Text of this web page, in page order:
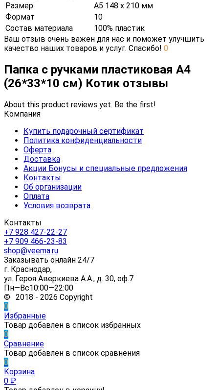
Размер
А5 148 х 210 мм
Формат
10
Состав материала
100% пластик
Ваш отзыв очень важен для нас и поможет улучшить
качество наших товаров и услуг. Спасибо! 0
Папка с ручками пластиковая А4
(26*33*10 см) Котик отзывы
About this product reviews yet. Be the first!
Компания
Купить подарочный сертификат
Политика конфиденциальности
Оферта
Доставка
Акции Бонусы и специальные предложения
Контакты
Об организации
Оплата
Условия возврата
Контакты
+7 928 427-22-27
+7 909 466-23-83
shop@veema.ru
Заказывать онлайн 24/7
г. Краснодар,
ул. Героя Аверкиева А.А., д. 30, оф.7
Пн—Вс10:00—22:00
© 2018 - 2026 Copyright
0
Избранные
Товар добавлен в список избранных
0
Сравнение
Товар добавлен в список сравнения
0
Корзина
0 ₽